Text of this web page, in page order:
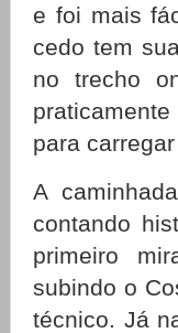
e foi mais
cedo tem
no trecho
para
A
contando
primeiro
subindo o
técnico. Já